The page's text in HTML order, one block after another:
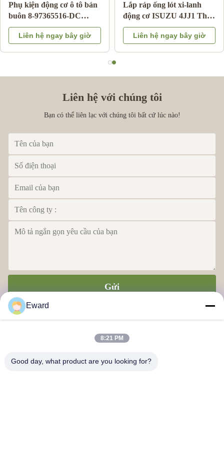
Phụ kiện động cơ ô tô bán
buôn 8-97365516-DC
phanh tăng cường cho
Isuzu DMAX 03-06
Liên hệ ngay bây giờ
Lắp ráp ống lót xi-lanh
động cơ ISUZU 4JJ1 Thay
thế OEM Bảo hành 3
tháng
Liên hệ ngay bây giờ
Liên hệ với chúng tôi
Bạn có thể liên lạc với chúng tôi bất cứ lúc nào!
Gửi
Eward
8:21 PM
Good day, what product are you looking for?